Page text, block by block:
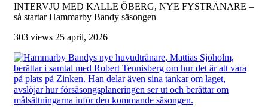
INTERVJU MED KALLE ÖBERG, NYE FYSTRÄNARE –
så startar Hammarby Bandy säsongen
303 views 25 april, 2026